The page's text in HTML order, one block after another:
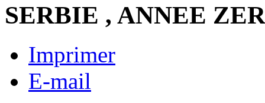
SERBIE , ANNEE
Imprimer
E-mail